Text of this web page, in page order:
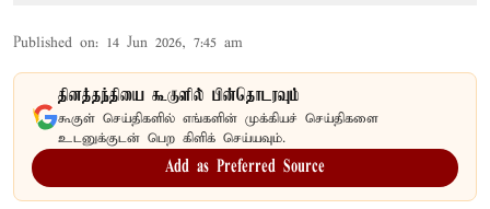
Published on: 14 Jun 2026, 7:45 am
தினத்தந்தியை கூகுளில் பின்தொடரவும்
கூகுள் செய்திகளில் எங்களின் முக்கியச் செய்திகளை
உடனுக்குடன் பெற கிளிக் செய்யவும்.
Add as Preferred Source